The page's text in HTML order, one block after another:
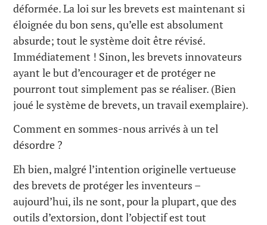
déformée. La loi sur les brevets est maintenant si
éloignée du bon sens, qu’elle est absolument
absurde; tout le système doit être révisé.
Immédiatement ! Sinon, les brevets innovateurs
ayant le but d’encourager et de protéger ne
pourront tout simplement pas se réaliser. (Bien
joué le système de brevets, un travail exemplaire).
Comment en sommes-nous arrivés à un tel
désordre ?
Eh bien, malgré l’intention originelle vertueuse
des brevets de protéger les inventeurs –
aujourd’hui, ils ne sont, pour la plupart, que des
outils d’extorsion, dont l’objectif est tout